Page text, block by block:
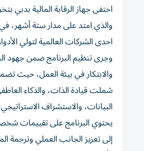
والذي امتد على مدار ستة أشهر، في
احدى الشركات العالمية لتولي
وجرى تنظيم البرنامج ضمن جهود
والابتكار في بيئة العمل، حيث
شملت قيادة الذات، والذكاء
البيانات، والاستشراف
يحتوي البرنامج على تقييمات
إلى تعزيز الجانب العملي وترجمة